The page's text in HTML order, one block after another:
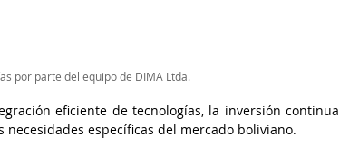
por parte del equipo de DIMA Ltda.
eficiente de tecnologías, la inversión continua
específicas del mercado boliviano.